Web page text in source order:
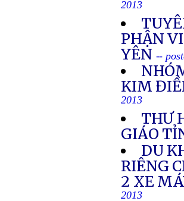
2013
PHẬN
YÊN --
KIM
2013
THƯ
GIÁO
DU
RIÊNG
2 XE